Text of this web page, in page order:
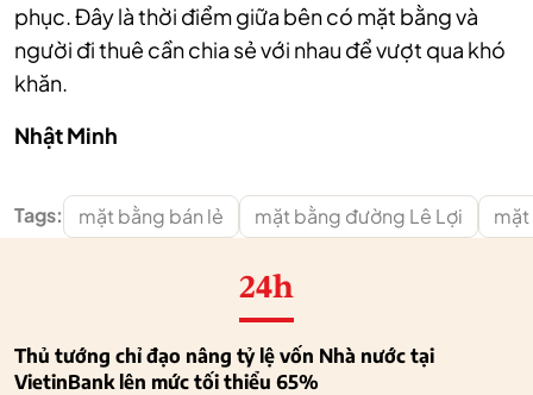
phục. Đây là thời điểm giữa bên có mặt bằng và
người đi thuê cần chia sẻ với nhau để vượt qua khó
khăn.
Nhật Minh
Tags: mặt bằng bán lẻ mặt bằng đường Lê Lợi
24h
Thủ tướng chỉ đạo nâng tỷ lệ vốn Nhà nước tại
VietinBank lên mức tối thiểu 65%